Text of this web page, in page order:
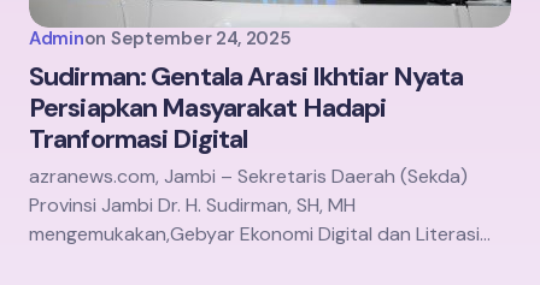
Adminon September 24, 2025
Sudirman: Gentala Arasi Ikhtiar Nyata
Persiapkan Masyarakat Hadapi
Tranformasi Digital
azranews.com, Jambi – Sekretaris Daerah (Sekda)
Provinsi Jambi Dr. H. Sudirman, SH, MH
mengemukakan,Gebyar Ekonomi Digital dan Literasi…